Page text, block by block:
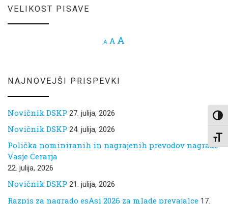
VELIKOST PISAVE
A Decrease font size.
A Reset font size.
A
NAJNOVEJŠI PRISPEVKI
Novičnik DSKP 27. julija, 2026
Novičnik DSKP 24. julija, 2026
Polička nominiranih in nagrajenih prevodov nagrade
Vasje Cerarja
22. julija, 2026
Novičnik DSKP 21. julija, 2026
Razpis za nagrado esAsi 2026 za mlade prevajalce 17.